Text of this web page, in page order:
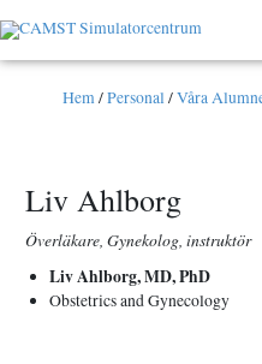
till
innehåll
Hem /Personal /Våra
Liv Ahlborg
Överläkare, Gynekolog, instruktör
Liv Ahlborg, MD, PhD
Obstetrics and Gynecology